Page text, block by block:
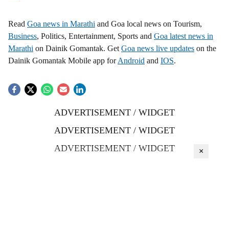
Read Goa news in Marathi and Goa local news on Tourism,
Business, Politics, Entertainment, Sports and Goa latest news in
Marathi on Dainik Gomantak. Get Goa news live updates on the
Dainik Gomantak Mobile app forAndroid and IOS.
ADVERTISEMENT / WIDGET
ADVERTISEMENT / WIDGET
ADVERTISEMENT / WIDGET
×